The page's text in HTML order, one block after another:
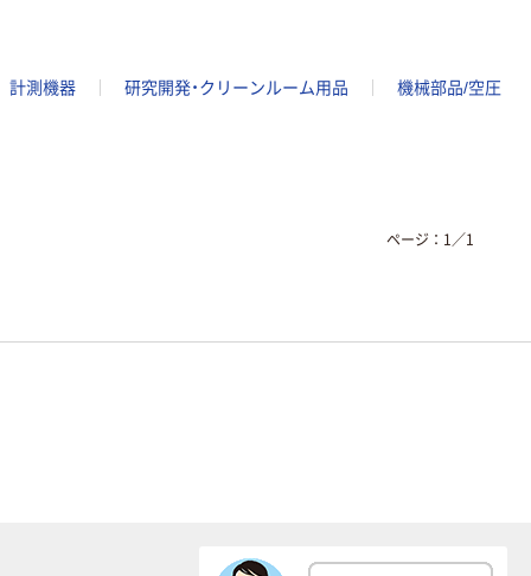
計測機器 研究開発・クリーンルーム用品
機械部品/空圧
ページ： 1 ／1